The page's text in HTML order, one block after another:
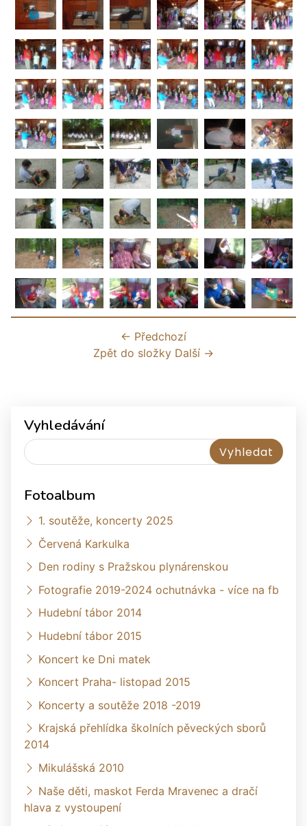
← Předchozí
Zpět do složky Další →
Vyhledávání
Fotoalbum
1. soutěže, koncerty 2025
Červená Karkulka
Den rodiny s Pražskou plynárenskou
Fotografie 2019-2024 ochutnávka - více na fb
Hudební tábor 2014
Hudební tábor 2015
Koncert ke Dni matek
Koncert Praha- listopad 2015
Koncerty a soutěže 2018 -2019
Krajská přehlídka školních pěveckých sborů
2014
Mikulášská 2010
Naše děti, maskot Ferda Mravenec a dračí
hlava z vystoupení